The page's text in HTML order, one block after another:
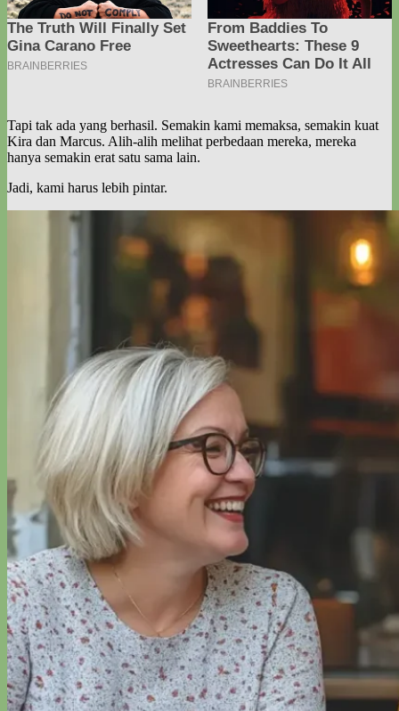
Tapi tak ada yang berhasil. Semakin kami memaksa, semakin kuat
Kira dan Marcus. Alih-alih melihat perbedaan mereka, mereka
hanya semakin erat satu sama lain.
Jadi, kami harus lebih pintar.